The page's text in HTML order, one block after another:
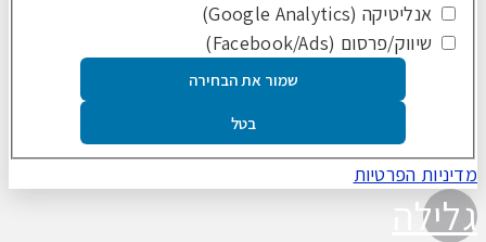
אנליטיקה (Google Analytics)
שיווק/פרסום (Facebook/Ads)
שמור את הבחירה
בטל
מדיניות הפרטיות
גלילה